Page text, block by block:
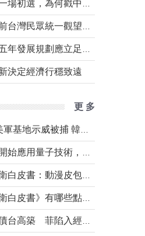
決定經濟行穩致遠
更 多